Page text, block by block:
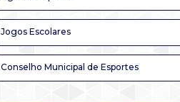
Jogos Escolares
Conselho Municipal de Esportes